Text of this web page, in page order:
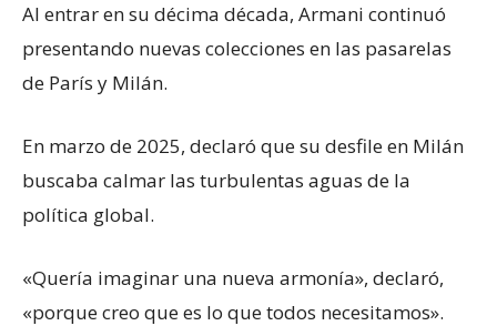
Al entrar en su décima década, Armani continuó
presentando nuevas colecciones en las pasarelas
de París y Milán.
En marzo de 2025, declaró que su desfile en Milán
buscaba calmar las turbulentas aguas de la
política global.
«Quería imaginar una nueva armonía», declaró,
«porque creo que es lo que todos necesitamos».